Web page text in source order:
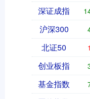
深证成指
沪深300
北证50
创业板指
基金指数